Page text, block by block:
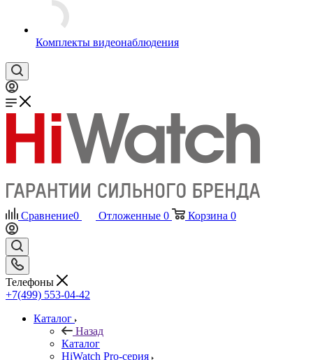
Комплекты видеонаблюдения
Сравнение0 Отложенные 0 Корзина 0
Телефоны
+7(499) 553-04-42
Каталог
Назад
Каталог
HiWatch Pro-серия